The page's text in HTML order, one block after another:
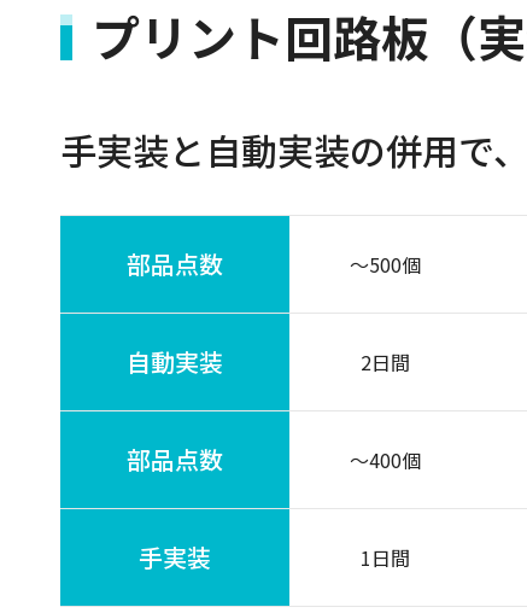
プリント回路板（
手実装と自動実装の併用で
部品点数 ～500個
自動実装 2日間
部品点数 ～400個
手実装 1日間